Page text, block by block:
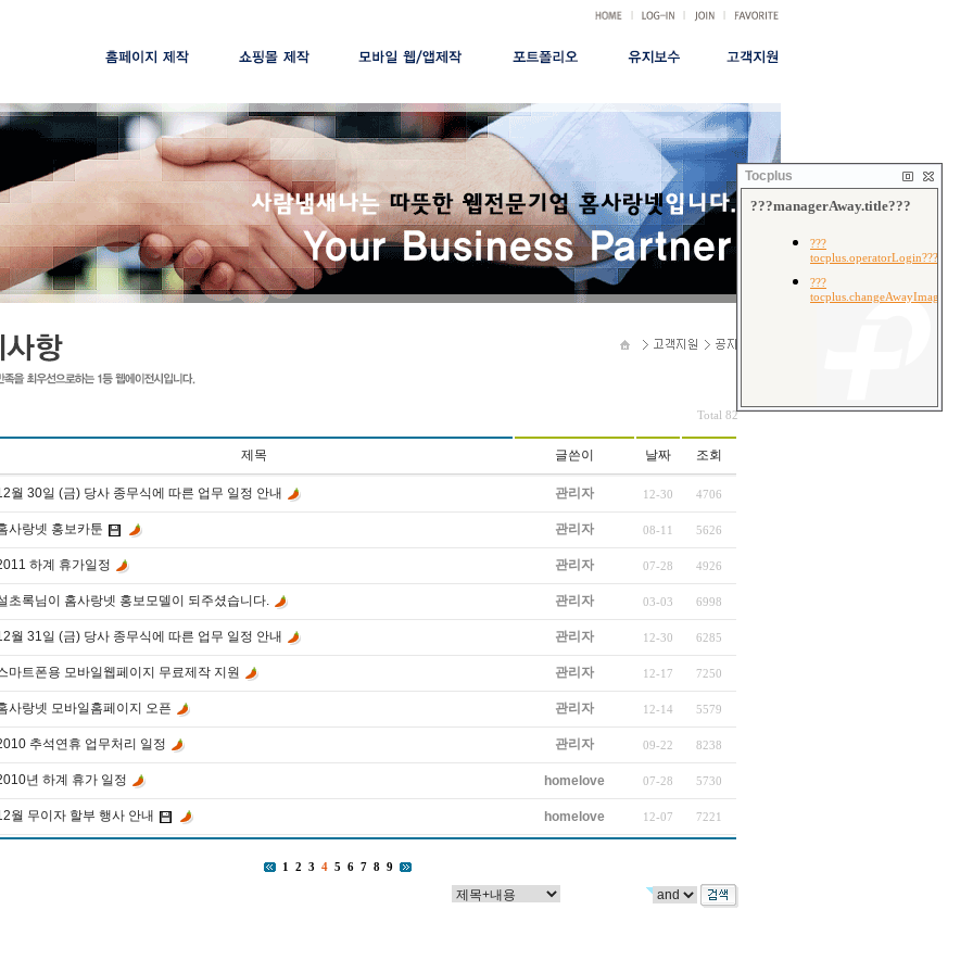
제작가격
맞춤솔루션
제작가격
제작가격
쇼핑몰
시안형
무료형
서비스안내
유지관리비용
건별관리비용
무료광고대행
FAQ
결재안내
Total 82
제목 글쓴이 날짜 조회
월 30일 (금) 당사 종무식에 따른 업무 일정 안내 관리자 12-30 4706
사랑넷 홍보카툰 관리자 08-11 5626
하계 휴가일정 관리자 07-28 4926
초록님이 홈사랑넷 홍보모델이 되주셨습니다. 관리자 03-03 6998
월 31일 (금) 당사 종무식에 따른 업무 일정 안내 관리자 12-30 6285
마트폰용 모바일웹페이지 무료제작 지원 관리자 12-17 7250
사랑넷 모바일홈페이지 오픈 관리자 12-14 5579
추석연휴 업무처리 일정 관리자 09-22 8238
년 하계 휴가 일정 homelove 07-28 5730
월 무이자 할부 행사 안내 homelove 12-07 7221
1 2 3 4 5 6 7 8 9
Tocplus